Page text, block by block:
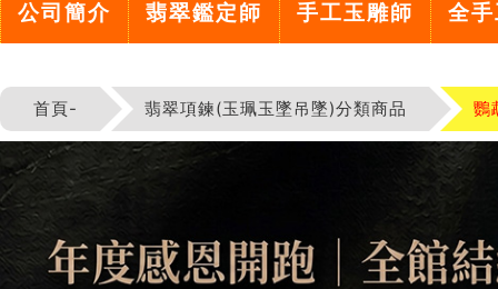
公司簡介 翡翠鑑定師 手工玉雕師 全
首頁- 翡翠項鍊(玉珮玉墜吊墜)分類商品 鸚